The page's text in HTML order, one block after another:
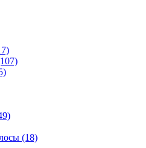
(18)